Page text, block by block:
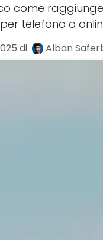
come
telefono o
di Alban